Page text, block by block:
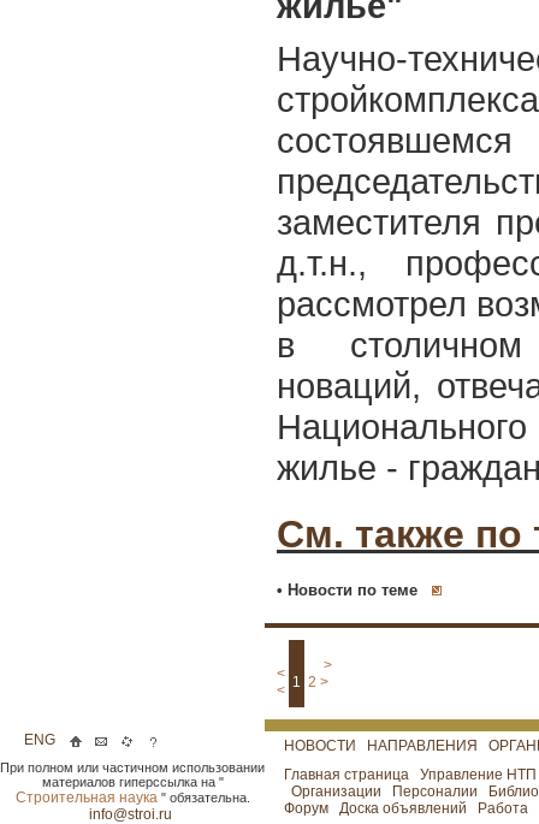
Научно-
заместителя
д.т.н.,
рассмотрел
в
новаций,
жилье -
См. также по
• Новости по теме
<
< 1 2
>
>
ENG
При полном или частичном использовании
материалов гиперссылка на "
Строительная наука " обязательна.
info@stroi.ru
НОВОСТИ НАПРАВЛЕНИЯ
Главная страница
Управление НТП
Организации
Персоналии
Форум
Доска объявлений Работа